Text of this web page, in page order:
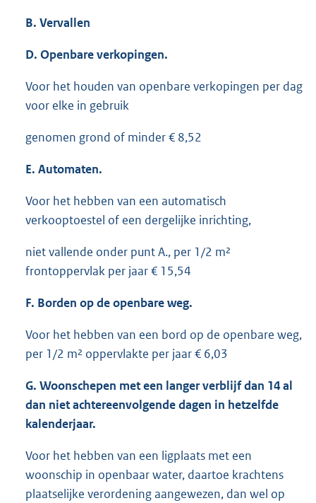
B. Vervallen
D. Openbare verkopingen.
Voor het houden van openbare verkopingen per dag
voor elke in gebruik
genomen grond of minder € 8,52
E. Automaten.
Voor het hebben van een automatisch
verkooptoestel of een dergelijke inrichting,
niet vallende onder punt A., per 1/2 m²
frontoppervlak per jaar € 15,54
F. Borden op de openbare weg.
Voor het hebben van een bord op de openbare weg,
per 1/2 m² oppervlakte per jaar € 6,03
G. Woonschepen met een langer verblijf dan 14 al
dan niet achtereenvolgende dagen in hetzelfde
kalenderjaar.
Voor het hebben van een ligplaats met een
woonschip in openbaar water, daartoe krachtens
plaatselijke verordening aangewezen, dan wel op